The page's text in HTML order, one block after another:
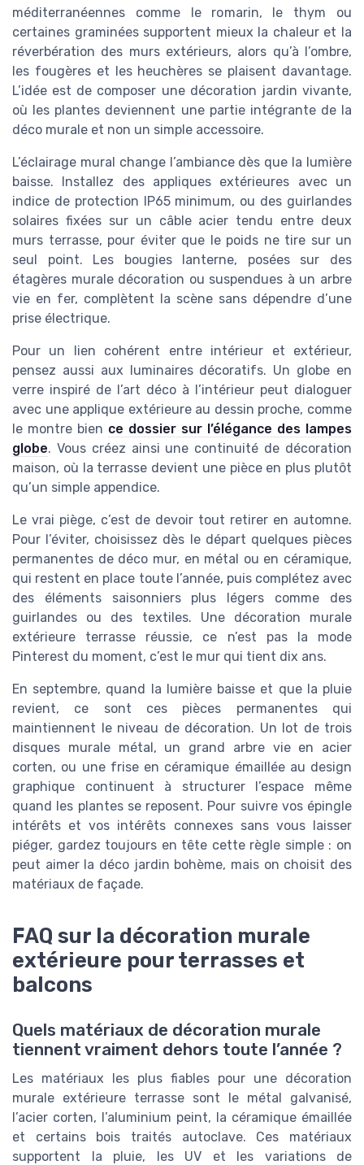
méditerranéennes comme le romarin, le thym ou
certaines graminées supportent mieux la chaleur et la
réverbération des murs extérieurs, alors qu’à l’ombre,
les fougères et les heuchères se plaisent davantage.
L’idée est de composer une décoration jardin vivante,
où les plantes deviennent une partie intégrante de la
déco murale et non un simple accessoire.
L’éclairage mural change l’ambiance dès que la lumière
baisse. Installez des appliques extérieures avec un
indice de protection IP65 minimum, ou des guirlandes
solaires fixées sur un câble acier tendu entre deux
murs terrasse, pour éviter que le poids ne tire sur un
seul point. Les bougies lanterne, posées sur des
étagères murale décoration ou suspendues à un arbre
vie en fer, complètent la scène sans dépendre d’une
prise électrique.
Pour un lien cohérent entre intérieur et extérieur,
pensez aussi aux luminaires décoratifs. Un globe en
verre inspiré de l’art déco à l’intérieur peut dialoguer
avec une applique extérieure au dessin proche, comme
le montre bien ce dossier sur l’élégance des lampes
globe. Vous créez ainsi une continuité de décoration
maison, où la terrasse devient une pièce en plus plutôt
qu’un simple appendice.
Le vrai piège, c’est de devoir tout retirer en automne.
Pour l’éviter, choisissez dès le départ quelques pièces
permanentes de déco mur, en métal ou en céramique,
qui restent en place toute l’année, puis complétez avec
des éléments saisonniers plus légers comme des
guirlandes ou des textiles. Une décoration murale
extérieure terrasse réussie, ce n’est pas la mode
Pinterest du moment, c’est le mur qui tient dix ans.
En septembre, quand la lumière baisse et que la pluie
revient, ce sont ces pièces permanentes qui
maintiennent le niveau de décoration. Un lot de trois
disques murale métal, un grand arbre vie en acier
corten, ou une frise en céramique émaillée au design
graphique continuent à structurer l’espace même
quand les plantes se reposent. Pour suivre vos épingle
intérêts et vos intérêts connexes sans vous laisser
piéger, gardez toujours en tête cette règle simple : on
peut aimer la déco jardin bohème, mais on choisit des
matériaux de façade.
FAQ sur la décoration murale
extérieure pour terrasses et
balcons
Quels matériaux de décoration murale
tiennent vraiment dehors toute l’année ?
Les matériaux les plus fiables pour une décoration
murale extérieure terrasse sont le métal galvanisé,
l’acier corten, l’aluminium peint, la céramique émaillée
et certains bois traités autoclave. Ces matériaux
supportent la pluie, les UV et les variations de